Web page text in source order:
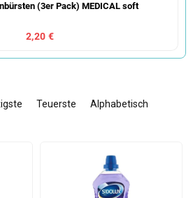
(3er Pack) MEDICAL soft
2,20 €
Teuerste Alphabetisch